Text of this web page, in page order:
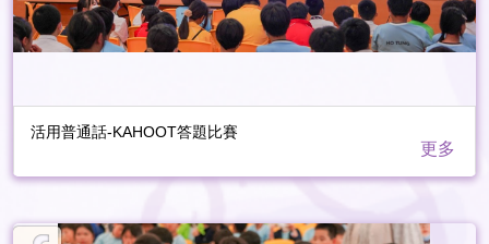
活用普通話-KAHOOT答題比賽
更多